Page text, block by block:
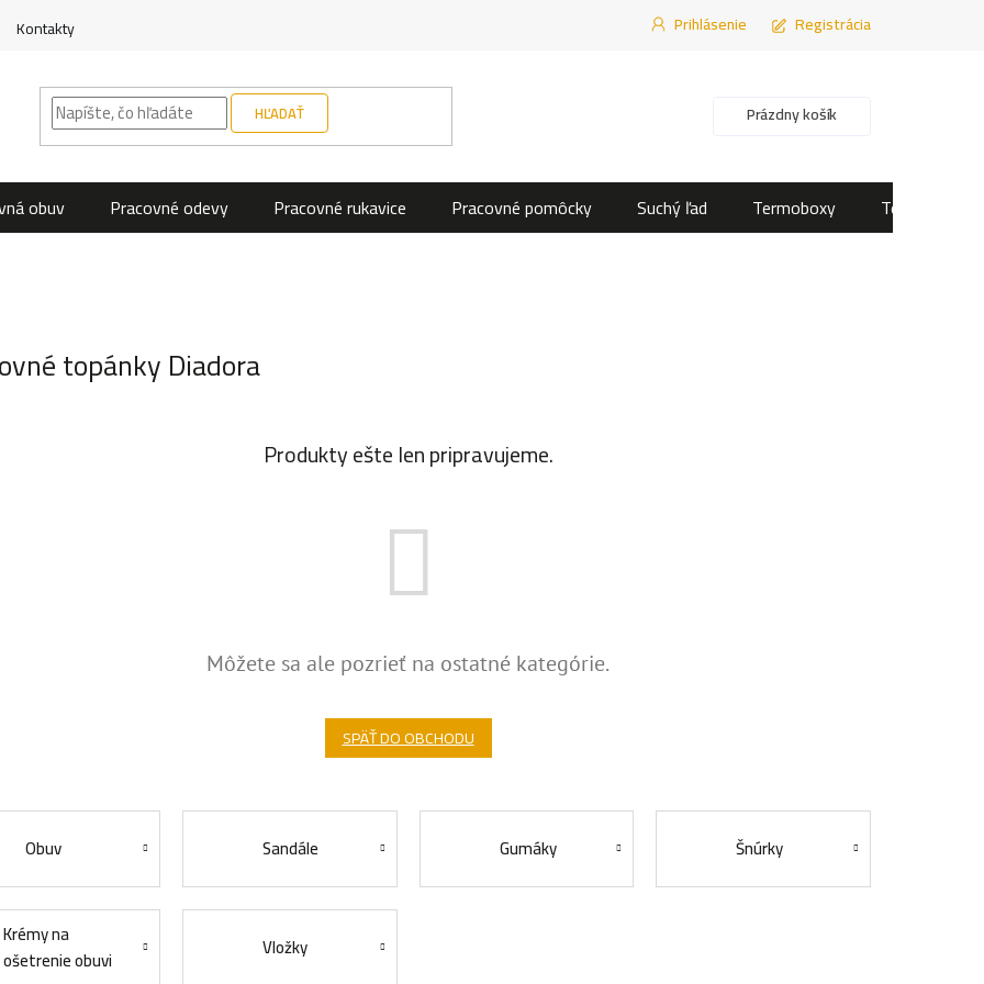
Kontakty Prihlásenie Registrácia
HĽADAŤ Nákupný košík
Prázdny košík
obuv Pracovné odevy Pracovné rukavice Pracovné pomôcky Suchý ľad Termoboxy Termotašky
topánky Diadora
Produkty ešte len pripravujeme.
Môžete sa ale pozrieť na ostatné kategórie.
SPÄŤ DO OBCHODU
Obuv Sandále Gumáky Šnúrky
Krémy na
ošetrenie obuvi
Vložky